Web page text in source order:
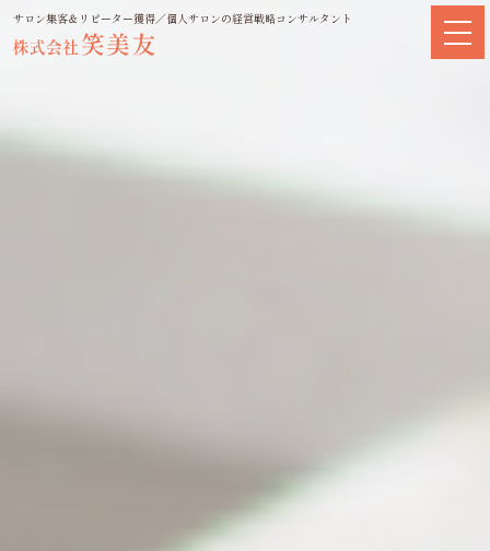
サロン集客＆リピーター獲得／個人サロンの経営戦略コンサルタント